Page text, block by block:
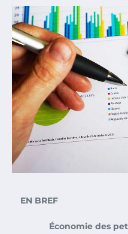
EN BREF
Économie des